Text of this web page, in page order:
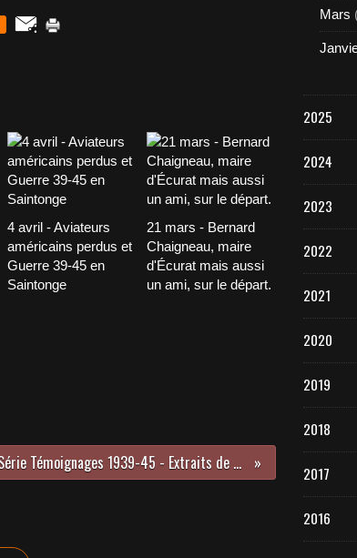
4 avril - Aviateurs
américains perdus et
Guerre 39-45 en
Saintonge
21 mars - Bernard
Chaigneau, maire
d'Écurat mais aussi
un ami, sur le départ.
19 - Série Témoignages 1939-45 - Extraits de dossiers des témoignages... suite
Mars
2025
2024
2023
2022
2021
2020
2019
2018
2017
2016